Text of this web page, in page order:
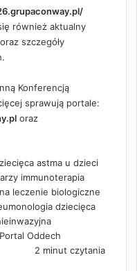
również aktualny
szczegóły
Konferencją
sprawują portale:
oraz
astma u dzieci
immunoterapia
leczenie biologiczne
dziecięca
Portal Oddech
2 minut czytania